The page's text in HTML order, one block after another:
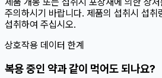
주의하시기 바랍니다. 제품의 섭취시 섭취
섭취하여 주십시오.
상호작용 데이터 한계
복용 중인 약과 같이 먹어도 되나요?